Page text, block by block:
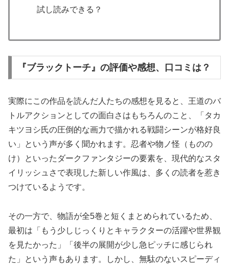
試し読みできる？
『ブラックトーチ』の評価や感想、口コミは？
実際にこの作品を読んだ人たちの感想を見ると、王道のバ
トルアクションとしての面白さはもちろんのこと、「タカ
キツヨシ氏の圧倒的な画力で描かれる戦闘シーンが格好良
い」という声が多く聞かれます。忍者や物ノ怪（ものの
け）といったダークファンタジーの要素を、現代的なスタ
イリッシュさで表現した新しい作風は、多くの読者を惹き
つけているようです。
その一方で、物語が全5巻と短くまとめられているため、
最初は「もう少しじっくりとキャラクターの活躍や世界観
を見たかった」「後半の展開が少し急ピッチに感じられ
た」という声もあります。しかし、無駄のないスピーディ